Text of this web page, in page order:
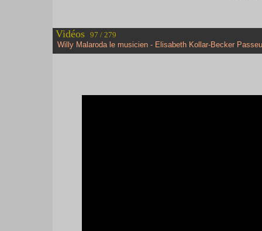
Vidéos 97 / 279
Willy Malaroda le musicien - Elisabeth Kollar-Becker